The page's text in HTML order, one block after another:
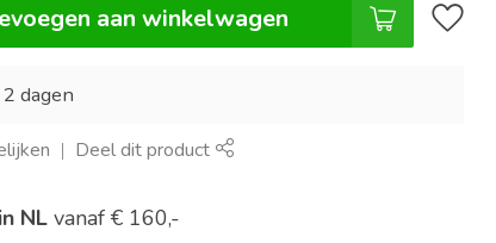
aan winkelwagen
dagen
Deel dit product
NL vanaf € 160,-